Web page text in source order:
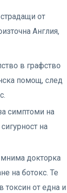
от
Англия,
в графство
помощ, след
симптоми на
на
докторка
на ботокс. Те
токсин от една и